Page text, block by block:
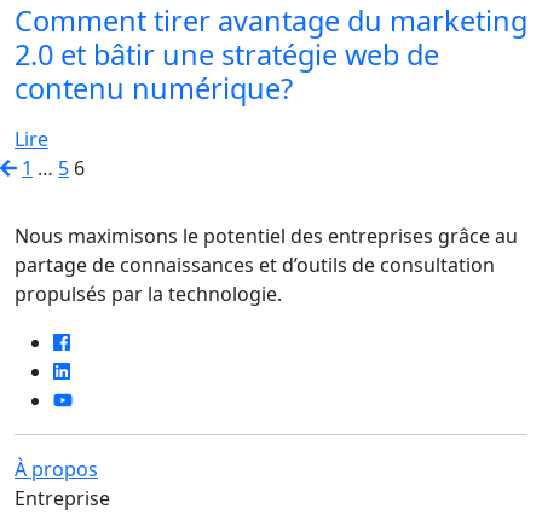
Comment tirer avantage du marketing
2.0 et bâtir une stratégie web de
contenu numérique?
Lire
Pagination
publications
Previous
1 … 5 6
Nous maximisons le potentiel des entreprises grâce au
partage de connaissances et d’outils de consultation
propulsés par la technologie.
À propos
Entreprise